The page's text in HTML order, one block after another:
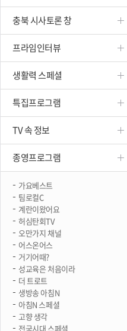
충북 시사토론 창
프라임인터뷰
생활력 스페셜
특집프로그램
TV 속 정보
종영프로그램
가요베스트
팀로컬C
계란이왔어요
허심탄회TV
오만가지 채널
어스온어스
거기어때?
성교육은 처음이라
더 트로트
생방송 아침N
아침N 스페셜
고향 생각
전국시대 스페셜